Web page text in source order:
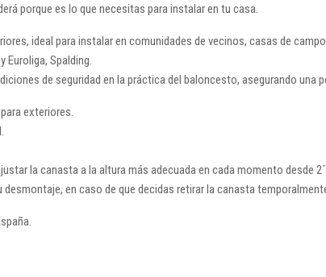
porque es lo que necesitas para instalar en tu casa.
ideal para instalar en comunidades de vecinos, casas de
Euroliga, Spalding.
de seguridad en la práctica del baloncesto, asegurando
exteriores.
la canasta a la altura más adecuada en cada momento desde
en caso de que decidas retirar la canasta